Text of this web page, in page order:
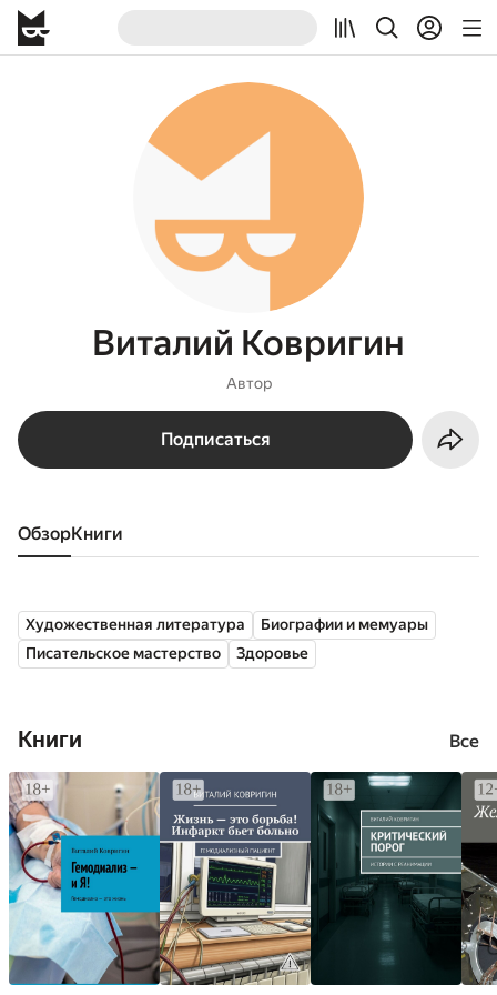
Виталий Ковригин
Автор
Подписаться
Обзор книги
Художественная литература
Биографии и мемуары
Писательское мастерство
Здоровье
Книги Все